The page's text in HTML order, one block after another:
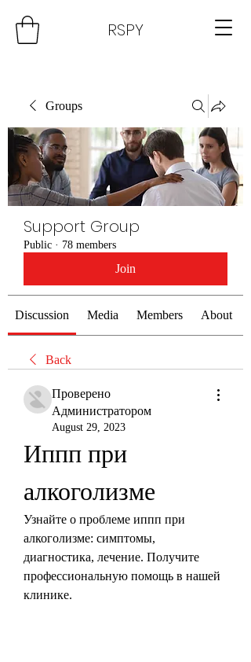
RSPY
Groups
Support Group
Public · 78 members
Join
Discussion Media Members About
Back
Проверено
Администратором
August 29, 2023
Иппп при
алкоголизме
Узнайте о проблеме иппп при
алкоголизме: симптомы,
диагностика, лечение. Получите
профессиональную помощь в нашей
клинике.